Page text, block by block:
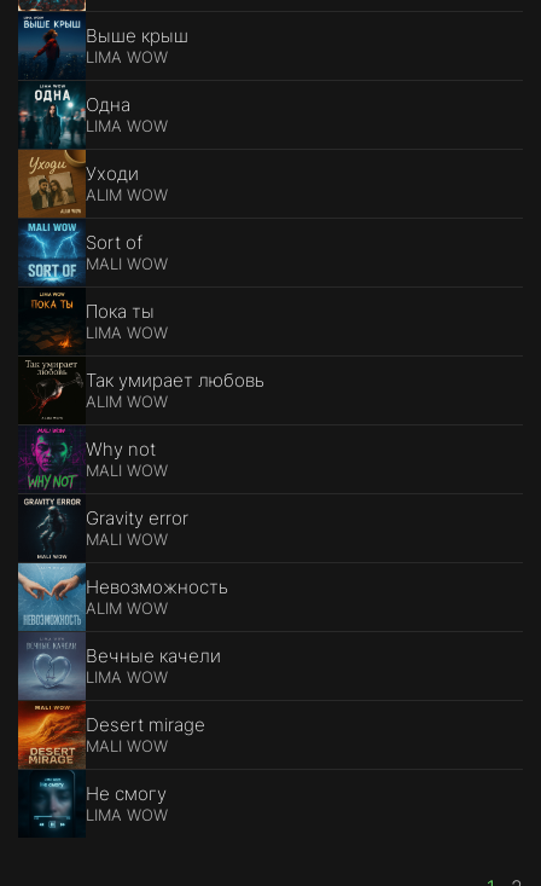
Выше крыш
LIMA WOW
Одна
LIMA WOW
Уходи
ALIM WOW
Sort of
MALI WOW
Пока ты
LIMA WOW
Так умирает любовь
ALIM WOW
Why not
MALI WOW
Gravity error
MALI WOW
Невозможность
ALIM WOW
Вечные качели
LIMA WOW
Desert mirage
MALI WOW
Не смогу
LIMA WOW